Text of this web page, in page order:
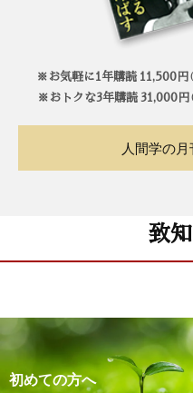
※お気軽に1年購読 11,500円
※おトクな3年購読 31,000円
人間学の
致
初めての方へ